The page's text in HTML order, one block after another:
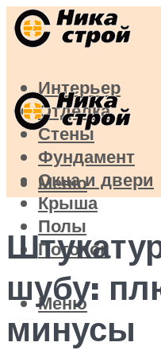
Интерьер
Отделка
Стены
Фундамент
Окна и двери
Крыша
Полы
Потолок
Меню
Меню
шубу:
минусы